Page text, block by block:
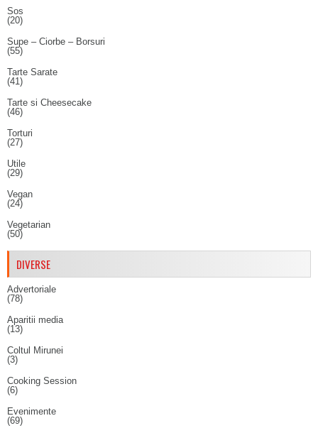
Sos
(20)
Supe – Ciorbe – Borsuri
(55)
Tarte Sarate
(41)
Tarte si Cheesecake
(46)
Torturi
(27)
Utile
(29)
Vegan
(24)
Vegetarian
(50)
DIVERSE
Advertoriale
(78)
Aparitii media
(13)
Coltul Mirunei
(3)
Cooking Session
(6)
Evenimente
(69)